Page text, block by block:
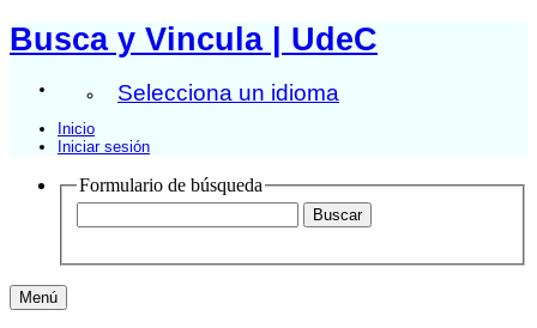
Busca y Vincula | UdeC
Selecciona un idioma
Inicio
Iniciar sesión
Formulario de búsqueda
Menú